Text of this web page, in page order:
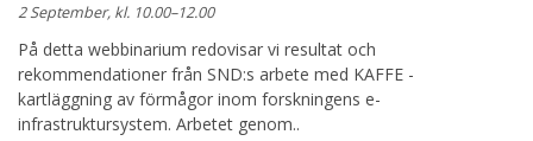
2 September, kl. 10.00–12.00
På detta webbinarium redovisar vi resultat och
rekommendationer från SND:s arbete med KAFFE -
kartläggning av förmågor inom forskningens e-
infrastruktursystem. Arbetet genom..